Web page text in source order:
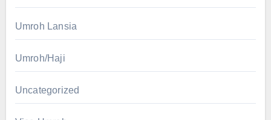
Umroh Lansia
Umroh/Haji
Uncategorized